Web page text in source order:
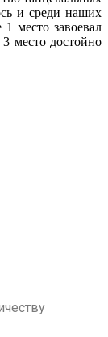
и среди наших
место завоевал
место достойно